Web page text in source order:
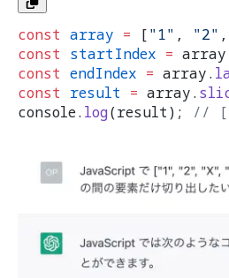
const array = ["1" , "2" ,
const startIndex =
const endIndex = array.
const result = array.
console. log(result); //